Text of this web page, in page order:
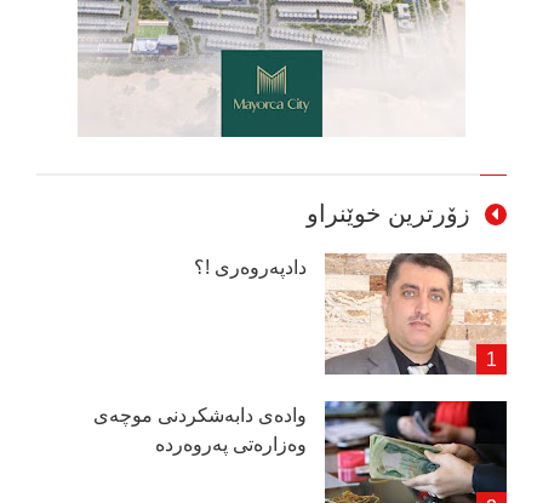
زۆرترین خوێنراو
دادپەروەری !؟
وادەی دابەشكردنی موچەی
وەزارەتی پەروەردە